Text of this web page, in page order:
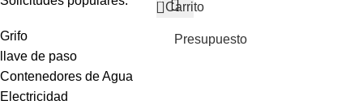
Grifo
llave de paso
Contenedores de Agua
Electricidad
Carrito
Presupuesto